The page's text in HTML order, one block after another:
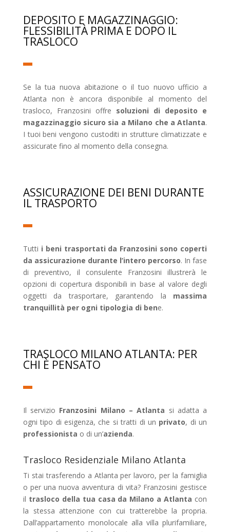
DEPOSITO E MAGAZZINAGGIO:
FLESSIBILITÀ PRIMA E DOPO IL
TRASLOCO
Se la tua nuova abitazione o il tuo nuovo ufficio a
Atlanta non è ancora disponibile al momento del
trasloco, Franzosini offre soluzioni di deposito e
magazzinaggio sicuro sia a Milano che a Atlanta.
I tuoi beni vengono custoditi in strutture climatizzate e
assicurate fino al momento della consegna.
ASSICURAZIONE DEI BENI DURANTE
IL TRASPORTO
Tutti i beni trasportati da Franzosini sono coperti
da assicurazione durante l’intero percorso. In fase
di preventivo, il consulente Franzosini illustrerà le
opzioni di copertura disponibili in base al valore degli
oggetti da trasportare, garantendo la massima
tranquillità per ogni tipologia di bene.
TRASLOCO MILANO ATLANTA: PER
CHI È PENSATO
Il servizio Franzosini Milano – Atlanta si adatta a
ogni tipo di esigenza, che si tratti di un privato, di un
professionista o di un’azienda.
Trasloco Residenziale Milano Atlanta
Ti stai trasferendo a Atlanta per lavoro, per la famiglia
o per una nuova avventura di vita? Franzosini gestisce
il trasloco della tua casa da Milano a Atlanta con
la stessa attenzione con cui tratterebbe la propria.
Dall’appartamento monolocale alla villa plurifamiliare,